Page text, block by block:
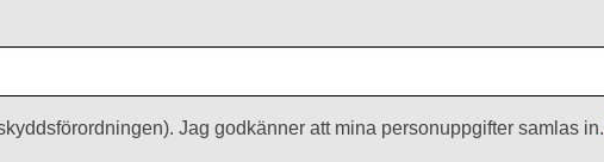
Jag godkänner att mina personuppgifter samlas in.